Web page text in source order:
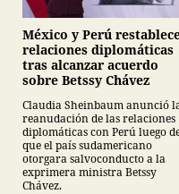
México y Perú
relaciones diplomáticas
tras alcanzar acuerdo
sobre Betssy Chávez
Claudia Sheinbaum anunció
reanudación de las relaciones
diplomáticas con Perú luego
que el país sudamericano
otorgara salvoconducto a la
exprimera ministra Betssy
Chávez.